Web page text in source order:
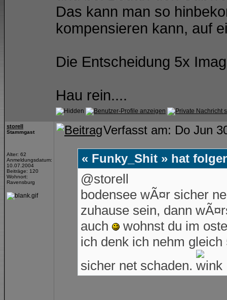
Das kann man so
kompensieren kann, auf
Die Entscheidung 5x
Hau rein....
storell
Stammgast
Alter: 62
Anmeldungsdatum:
10.07.2004
Beiträge: 120
Wohnort:
Ravensburg
Verfasst am: Do Jun
« Funky_Shit » hat
@storell
bodensee wÃ¤r sicher
zuhause sein, dann
auch
wohnst du im
ich denk ich nehm
sicher net schaden.